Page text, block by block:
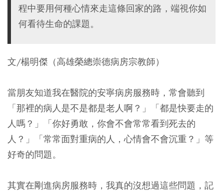
程中要用何種心情來走這條回家的路，端視你如
何看待生命的課題。
文/楊明傑（高雄榮總崇德病房宗教師）
當朋友知道我在醫院的安寧病房服務時，常會聽到
「那裡的病人是不是都是老人啊？」「都是快要走的
人嗎？」「你好勇敢，你會不會常常看到死去的
人？」「常常面對重病的人，心情會不會沉重？」等
好奇的問題。
其實在剛進病房服務時，我真的沒想過這些問題，記